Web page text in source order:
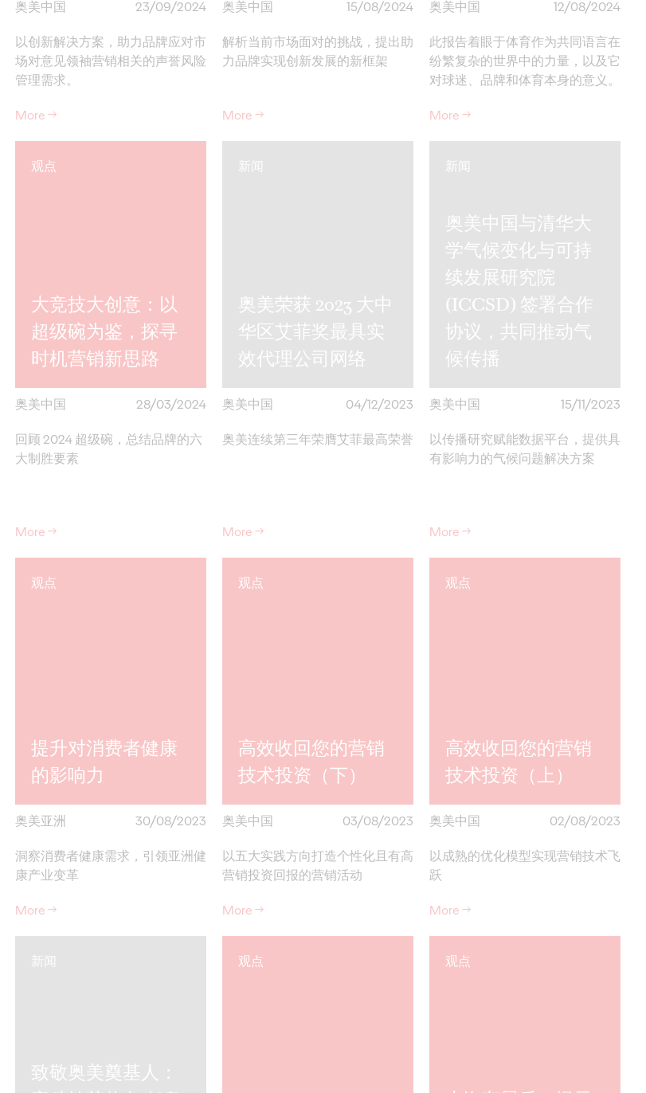
奥美中国 23/09/2024
以创新解决方案，助力品牌应对市
场对意见领袖营销相关的声誉风险
管理需求。
More→
奥美中国 15/08/2024
解析当前市场面对的挑战，提出助
力品牌实现创新发展的新框架
More→
奥美中国 12/08/2024
此报告着眼于体育作为共同语言在
纷繁复杂的世界中的力量，以及它
对球迷、品牌和体育本身的意义。
More→
观点
大竞技大创意：以
超级碗为鉴，探寻
时机营销新思路
奥美中国 28/03/2024
回顾 2024 超级碗，总结品牌的六
大制胜要素
More→
新闻
奥美荣获 2023 大中
华区艾菲奖最具实
效代理公司网络
奥美中国 04/12/2023
奥美连续第三年荣膺艾菲最高荣誉
More→
新闻
奥美中国与清华大
学气候变化与可持
续发展研究院
(ICCSD) 签署合作
协议，共同推动气
候传播
奥美中国 15/11/2023
以传播研究赋能数据平台，提供具
有影响力的气候问题解决方案
More→
观点
提升对消费者健康
的影响力
奥美亚洲 30/08/2023
洞察消费者健康需求，引领亚洲健
康产业变革
More→
观点
高效收回您的营销
技术投资（下）
奥美中国 03/08/2023
以五大实践方向打造个性化且有高
营销投资回报的营销活动
More→
观点
高效收回您的营销
技术投资（上）
奥美中国 02/08/2023
以成熟的优化模型实现营销技术飞
跃
More→
新闻
致敬奥美奠基人：
观点 观点